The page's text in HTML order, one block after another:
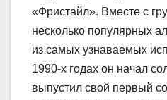
«Фристайл». Вместе с
несколько популярных
из самых узнаваемых
1990-х годах он начал
выпустил свой первый